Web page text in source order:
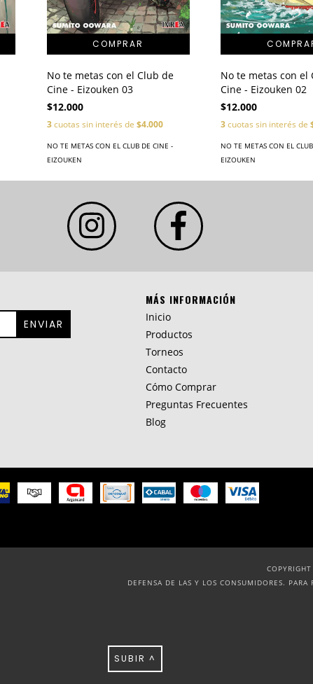
No te metas con el Club de
Cine - Eizouken 03
$12.000
3cuotas sin interés de $4.000
NO TE METAS CON EL CLUB DE CINE -
EIZOUKEN
No te metas con el
Cine - Eizouken 02
$12.000
3cuotas sin interés de
NO TE METAS CON EL
EIZOUKEN
MÁS INFORMACIÓN
Inicio
Productos
Torneos
Contacto
Cómo Comprar
Preguntas Frecuentes
Blog
DEFENSA DE LAS Y LOS CONSUMIDORES. PARA
SUBIR ^